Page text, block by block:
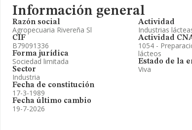
Información general
Razón social
Agropecuaria Rivereña Sl
CIF
B79091336
Forma jurídica
Sociedad limitada
Sector
Industria
Fecha de constitución
17-3-1989
Fecha último cambio
19-7-2026
Actividad
Industrias
Actividad
1054 -
lácteos
Estado de la
Viva